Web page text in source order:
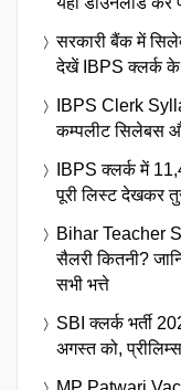
सरकारी बैंक में
देखें IBPS क्लर्क
IBPS Clerk
कम्पलीट सिलेबस और
IBPS क्लर्क में
पूरी लिस्ट देखकर
Bihar Teacher
सैलरी कितनी?
सभी भत्ते
SBI क्लर्क भर्ती
अगस्त को, प्रीलिम्स